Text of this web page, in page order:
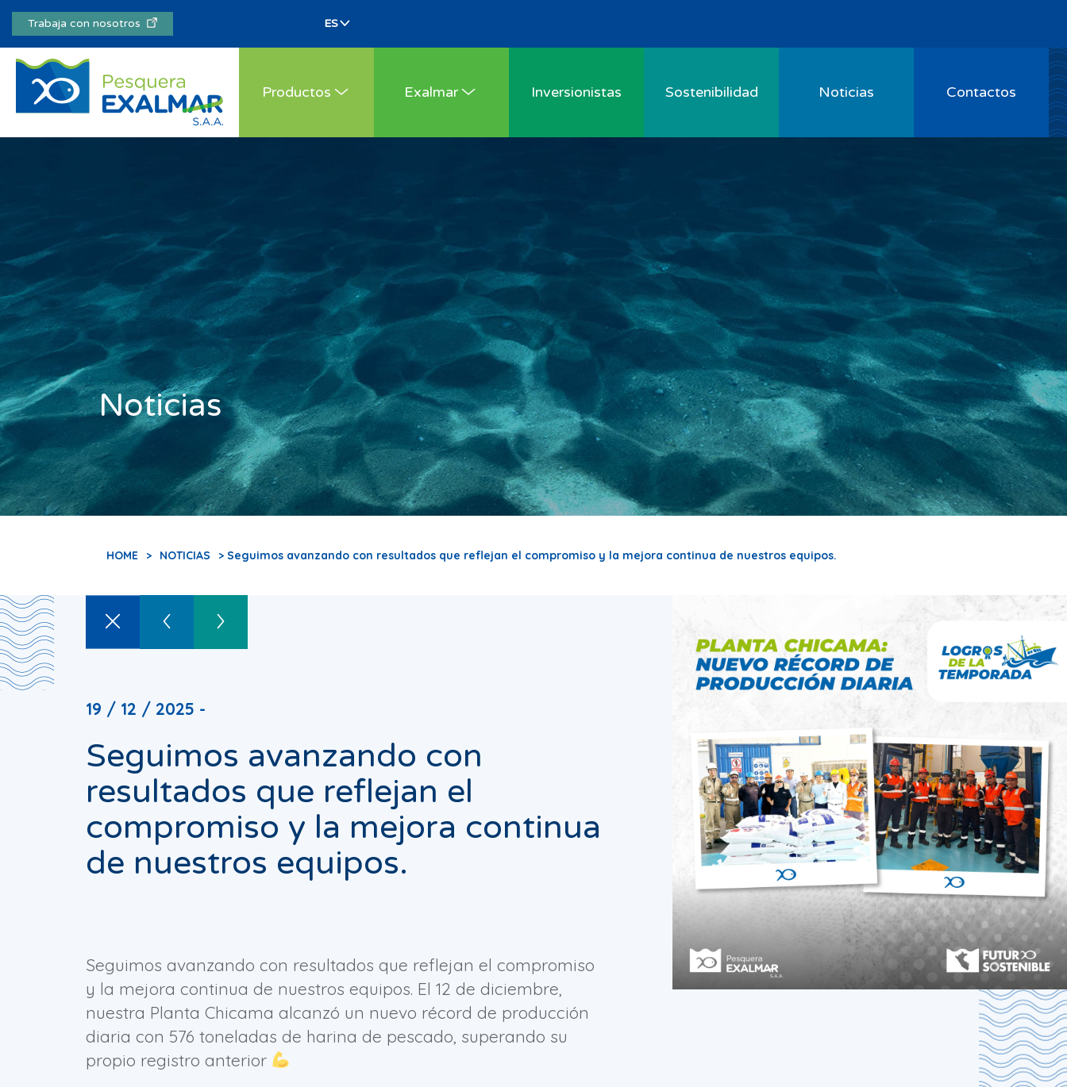
Trabaja con nosotros
Productos Exalmar Inversionistas Sostenibilidad Noticias Contactos
Noticias
HOME > NOTICIAS > Seguimos avanzando con resultados que reflejan el compromiso y la mejora continua de nuestros equipos.
19 / 12 / 2025 -
Seguimos avanzando con
resultados que reflejan el
compromiso y la mejora continua
de nuestros equipos.
Seguimos avanzando con resultados que reflejan el compromiso
y la mejora continua de nuestros equipos. El 12 de diciembre,
nuestra Planta Chicama alcanzó un nuevo récord de producción
diaria con 576 toneladas de harina de pescado, superando su
propio registro anterior